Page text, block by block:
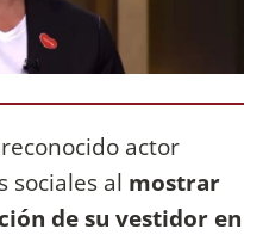
actor
sociales al mostrar
de su vestidor en